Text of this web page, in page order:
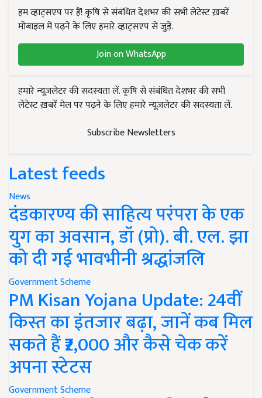
हम व्हाट्सएप पर हैं! कृषि से संबंधित देशभर की सभी लेटेस्ट ख़बरें
मोबाइल में पढ़ने के लिए हमारे व्हाट्सएप से जुड़ें.
Join on WhatsApp
हमारे न्यूज़लेटर की सदस्यता लें. कृषि से संबंधित देशभर की सभी
लेटेस्ट ख़बरें मेल पर पढ़ने के लिए हमारे न्यूज़लेटर की सदस्यता लें.
Subscribe Newsletters
Latest feeds
News
दंडकारण्य की साहित्य परंपरा के एक
युग का अवसान, डॉ (प्रो). बी. एल. झा
को दी गई भावभीनी श्रद्धांजलि
Government Scheme
PM Kisan Yojana Update: 24वीं
किस्त का इंतजार बढ़ा, जानें कब मिल
सकते हैं ₹2,000 और कैसे चेक करें
अपना स्टेटस
Government Scheme